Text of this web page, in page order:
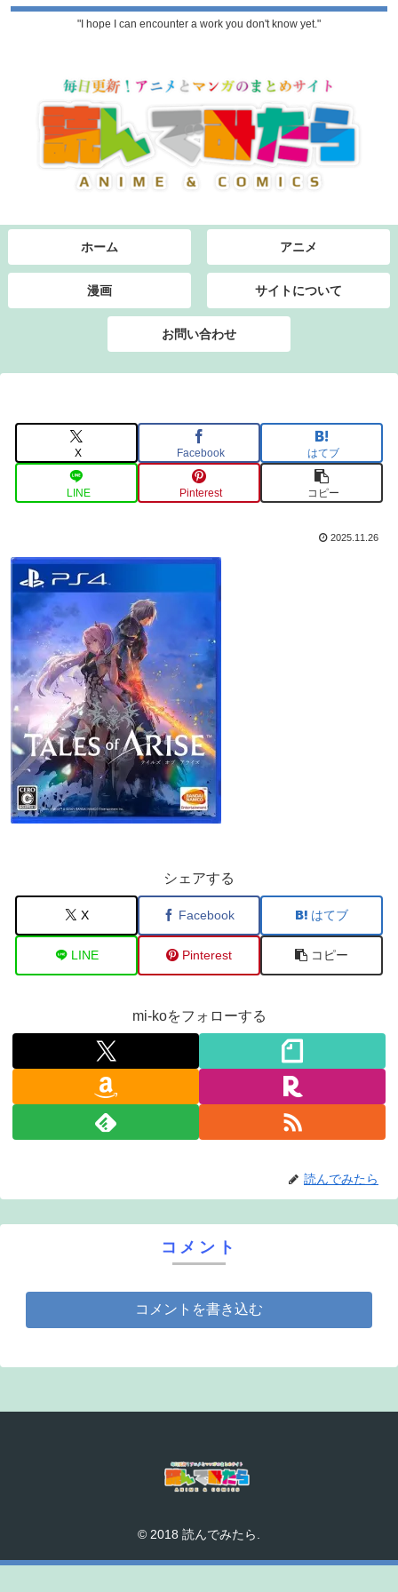
"I hope I can encounter a work you don't know yet."
ホーム アニメ
漫画 サイトについて
お問い合わせ
X Facebook はてブ
LINE Pinterest コピー
2025.11.26
シェアする
X Facebook はてブ
LINE Pinterest コピー
mi-koをフォローする
読んでみたら
コメント
コメントを書き込む
© 2018 読んでみたら.